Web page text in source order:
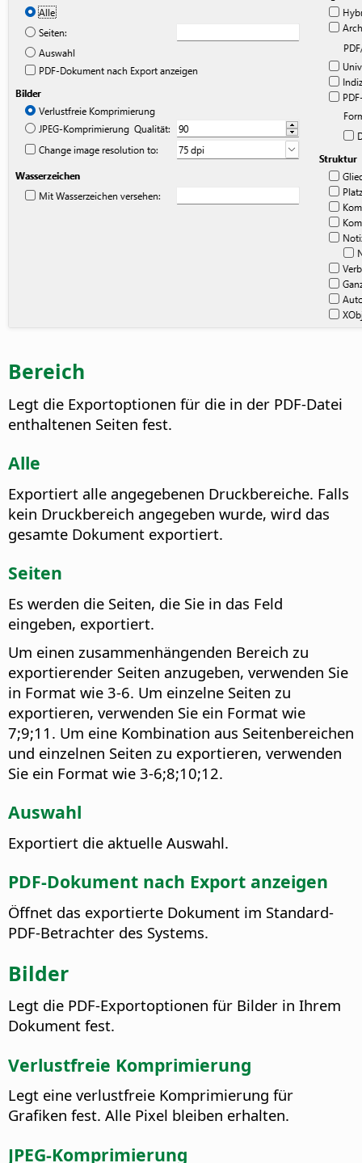
Bereich
Legt die Exportoptionen für die in der PDF-Datei
enthaltenen Seiten fest.
Alle
Exportiert alle angegebenen Druckbereiche. Falls
kein Druckbereich angegeben wurde, wird das
gesamte Dokument exportiert.
Seiten
Es werden die Seiten, die Sie in das Feld
eingeben, exportiert.
Um einen zusammenhängenden Bereich zu
exportierender Seiten anzugeben, verwenden Sie
in Format wie 3-6. Um einzelne Seiten zu
exportieren, verwenden Sie ein Format wie
7;9;11. Um eine Kombination aus Seitenbereichen
und einzelnen Seiten zu exportieren, verwenden
Sie ein Format wie 3-6;8;10;12.
Auswahl
Exportiert die aktuelle Auswahl.
PDF-Dokument nach Export anzeigen
Öffnet das exportierte Dokument im Standard-
PDF-Betrachter des Systems.
Bilder
Legt die PDF-Exportoptionen für Bilder in Ihrem
Dokument fest.
Verlustfreie Komprimierung
Legt eine verlustfreie Komprimierung für
Grafiken fest. Alle Pixel bleiben erhalten.
JPEG-Komprimierung